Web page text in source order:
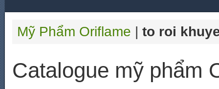
Mỹ Phẩm Oriflame | to roi
Catalogue mỹ phẩm